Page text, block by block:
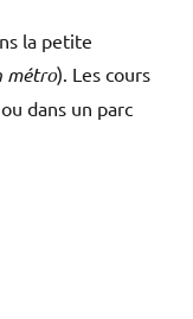
la petite
métro). Les cours
dans un parc